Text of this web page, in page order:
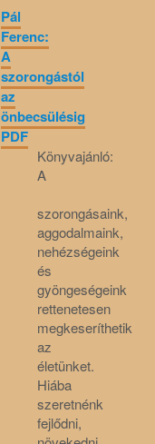
Pál
Ferenc:
A
szorongástól
az
önbecsülésig
PDF
Könyvajánló:
A
szorongásaink,
aggodalmaink,
nehézségeink
és
gyöngeségeink
rettenetesen
megkeseríthetik
az
életünket.
Hiába
szeretnénk
fejlődni,